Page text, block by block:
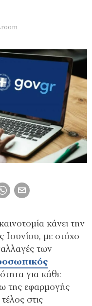
κάνει την
Ιουνίου, με στόχο
των
για κάθε
της εφαρμογής
στις